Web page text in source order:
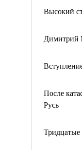
Высокий
Димитрий
После
Русь